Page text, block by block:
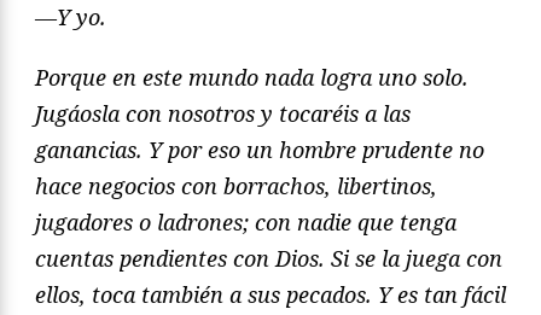
—Y yo.
Porque en este mundo nada logra uno solo.
Jugáosla con nosotros y tocaréis a las
ganancias. Y por eso un hombre prudente no
hace negocios con borrachos, libertinos,
jugadores o ladrones; con nadie que tenga
cuentas pendientes con Dios. Si se la juega con
ellos, toca también a sus pecados. Y es tan fácil